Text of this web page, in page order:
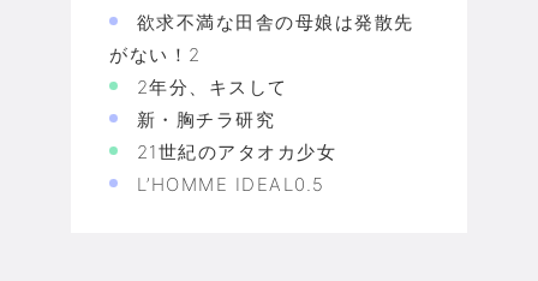
欲求不満な田舎の母娘は発散先
がない！2
2年分、キスして
新・胸チラ研究
21世紀のアタオカ少女
L’HOMME IDEAL0.5